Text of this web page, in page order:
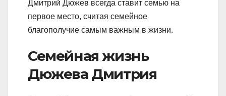
Дмитрий Дюжев всегда ставит семью на
первое место, считая семейное
благополучие самым важным в жизни.
Семейная жизнь
Дюжева Дмитрия